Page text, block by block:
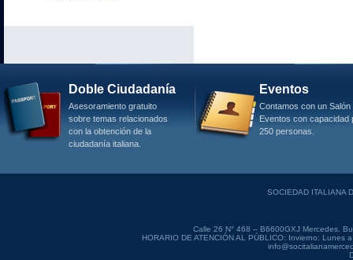
Doble Ciudadanía
Asesoramiento gratuito
sobre temas relacionados
con la obtención de la
ciudadanía italiana.
Eventos
Contamos con un Salón
Eventos con capacidad
250 personas.
SOCIEDAD ITALIANA
Calle 26 N° 468 – B6600GXJ Mercedes.
HORARIO DE ATENCIÓN AL PÚBLICO: Invierno: